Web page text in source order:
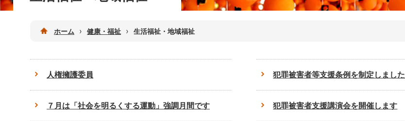
ホーム › 健康・福祉 › 生活福祉・地域福祉
人権擁護委員 犯罪被害者等支援条例を制定しました
７月は「社会を明るくする運動」強調月間です 犯罪被害者支援講演会を開催します